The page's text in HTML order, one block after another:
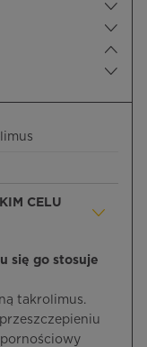
CELU
się go stosuje
takrolimus.